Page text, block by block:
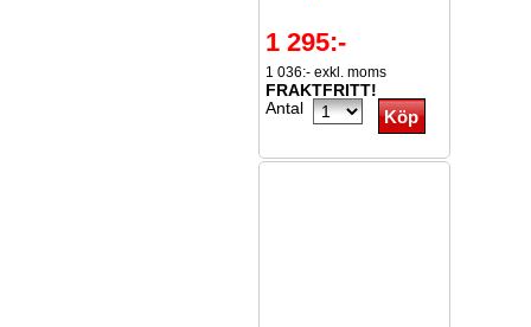
1 295:-
1 036:- exkl. moms
FRAKTFRITT!
Antal